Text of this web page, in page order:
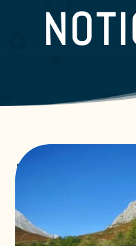
Me cambiaron